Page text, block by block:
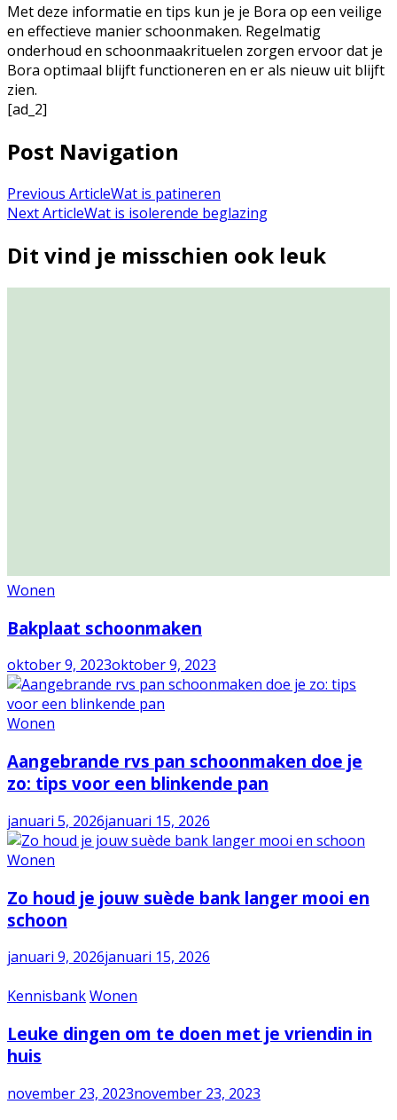
Met deze informatie en tips kun je je Bora op een veilige
en effectieve manier schoonmaken. Regelmatig
onderhoud en schoonmaakrituelen zorgen ervoor dat je
Bora optimaal blijft functioneren en er als nieuw uit blijft
zien.
[ad_2]
Post Navigation
Previous ArticleWat is patineren
Next ArticleWat is isolerende beglazing
Dit vind je misschien ook leuk
Wonen
Bakplaat schoonmaken
oktober 9, 2023oktober 9, 2023
Wonen
Aangebrande rvs pan schoonmaken doe je
zo: tips voor een blinkende pan
januari 5, 2026januari 15, 2026
Wonen
Zo houd je jouw suède bank langer mooi en
schoon
januari 9, 2026januari 15, 2026
KennisbankWonen
Leuke dingen om te doen met je vriendin in
huis
november 23, 2023november 23, 2023